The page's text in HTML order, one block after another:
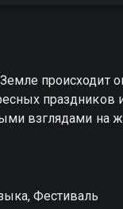
происходит
праздников
взглядами на
светлую
Фестиваль